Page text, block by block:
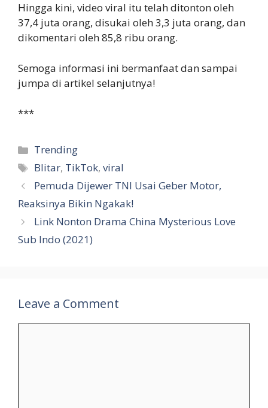
Hingga kini, video viral itu telah ditonton oleh
37,4 juta orang, disukai oleh 3,3 juta orang, dan
dikomentari oleh 85,8 ribu orang.
Semoga informasi ini bermanfaat dan sampai
jumpa di artikel selanjutnya!
***
Categories
Trending
Tags
Blitar, TikTok,viral
Pemuda Dijewer TNI Usai Geber Motor,
Reaksinya Bikin Ngakak!
Link Nonton Drama China Mysterious Love
Sub Indo (2021)
Leave a Comment